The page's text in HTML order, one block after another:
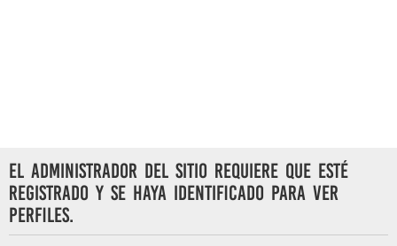
El administrador del sitio requiere que esté
registrado y se haya identificado para ver
perfiles.